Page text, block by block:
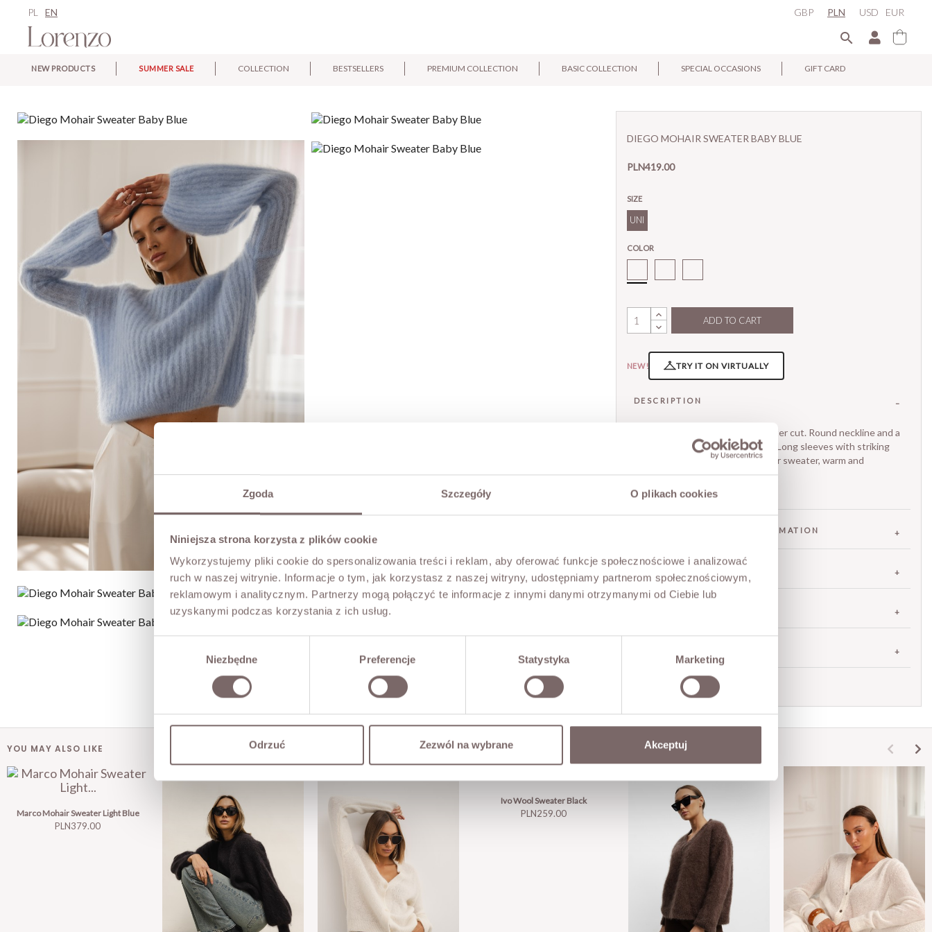
Zgoda Szczegóły O plikach cookies
Niniejsza strona korzysta z plików cookie
Wykorzystujemy pliki cookie do spersonalizowania treści i reklam, aby oferować funkcje społecznościowe i analizować
ruch w naszej witrynie. Informacje o tym, jak korzystasz z naszej witryny, udostępniamy partnerom społecznościowym,
reklamowym i analitycznym. Partnerzy mogą połączyć te informacje z innymi danymi otrzymanymi od Ciebie lub
uzyskanymi podczas korzystania z ich usług.
Niezbędne Preferencje Statystyka Marketing
Odrzuć Zezwól na wybrane Akceptuj
PL EN EUR
GBP PLN USD

NEW PRODUCTS SUMMER SALE COLLECTION BESTSELLERS PREMIUM COLLECTION BASIC COLLECTION SPECIAL OCCASIONS GIFT CARD
DIEGO MOHAIR SWEATER BABY BLUE
PLN419.00
SIZE
UNI
COLOR
Sweter
Baby
Blue
ADD TO CART
NEW! TRY IT ON VIRTUALLY
DESCRIPTION
A mohair sweater with a shorter cut. Round neckline and a
gently dropped shoulder line. Long sleeves with striking
puff details. A beautiful mohair sweater, warm and
comfortable. Made in Poland.
The model is 173 cm tall.
FABRIC / ADDITIONAL INFORMATION
Ask about product
YOU MAY ALSO LIKE
Marco Mohair Sweater Light Blue
Price
PLN379.00
Ivo Wool Sweater Black
Price
PLN259.00
×